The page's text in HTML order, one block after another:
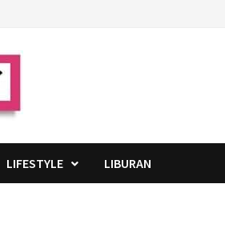
LIFESTYLE LIBURAN